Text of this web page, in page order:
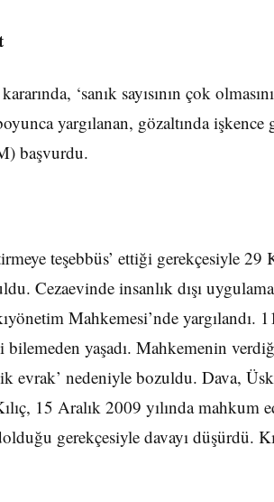
‘sanık sayısının çok
yargılanan, gözaltında işkence
başvurdu.
teşebbüs’ ettiği gerekçesiyle 29
Cezaevinde insanlık dışı
Mahkemesi’nde yargılandı.
bilemeden yaşadı. Mahkemenin
evrak’ nedeniyle bozuldu. Dava,
15 Aralık 2009 yılında mahkum
gerekçesiyle davayı düşürdü.